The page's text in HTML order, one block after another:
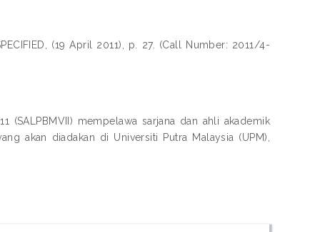
(19 April 2011), p. 27. (Call Number: 2011/4-
(SALPBMVII) mempelawa sarjana dan ahli akademik
akan diadakan di Universiti Putra Malaysia (UPM),